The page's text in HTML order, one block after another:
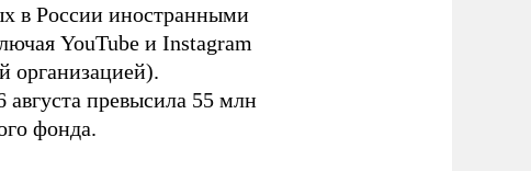
в России иностранными
YouTube и Instagram
организацией).
августа превысила 55 млн
фонда.